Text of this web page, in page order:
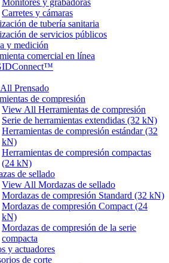
Monitores y grabadoras
Carretes y cámaras
de tubería sanitaria
de servicios públicos
y medición
comercial en línea
Prensado
de compresión
View All Herramientas de compresión
Serie de herramientas extendidas (32 kN)
Herramientas de compresión estándar (32
kN)
Herramientas de compresión compactas
(24 kN)
de sellado
View All Mordazas de sellado
Mordazas de compresión Standard (32 kN)
Mordazas de compresión Compact (24
kN)
Mordazas de compresión de la serie
compacta
y actuadores
de corte